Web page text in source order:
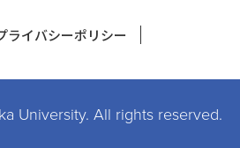
ライバシーポリシー
University. All rights reserved.